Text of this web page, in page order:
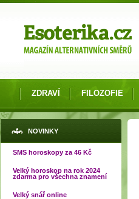
ZDRAVÍ FILOZOFIE
NOVINKY
SMS horoskopy za 46 Kč
Velký horoskop na rok 2024
zdarma pro všechna znamení
Velký snář online